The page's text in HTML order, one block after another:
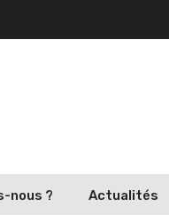
nous ? Actualités